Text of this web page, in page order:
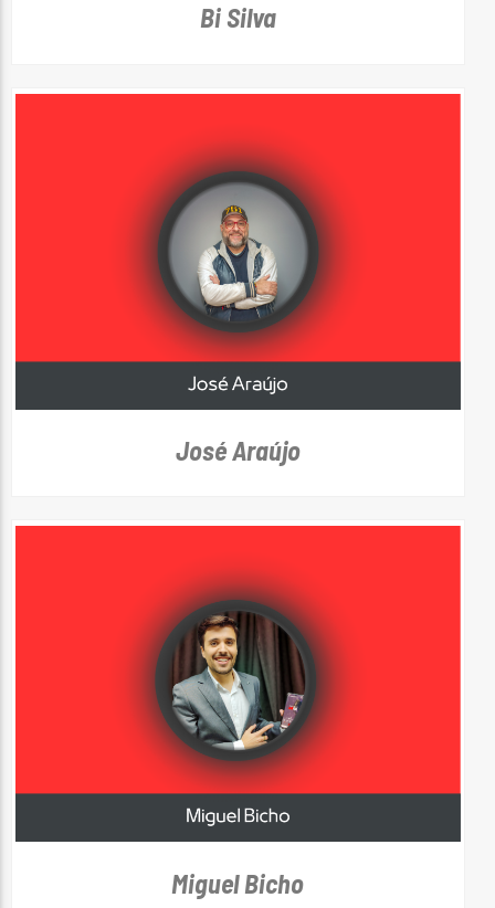
Bi Silva
José Araújo
Miguel Bicho